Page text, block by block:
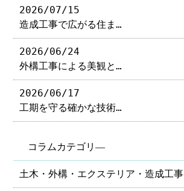
2026/07/15
造成工事で広がる住ま…
2026/06/24
外構工事による美観と…
2026/06/17
工期を守る確かな技術…
コラムカテゴリ―
土木・外構・エクステリア・造成工事